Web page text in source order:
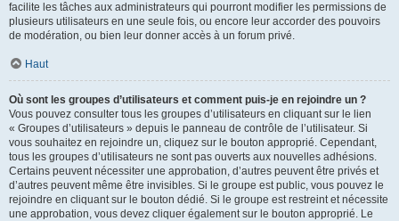
facilite les tâches aux administrateurs qui pourront modifier les permissions de
plusieurs utilisateurs en une seule fois, ou encore leur accorder des pouvoirs
de modération, ou bien leur donner accès à un forum privé.
Haut
Où sont les groupes d’utilisateurs et comment puis-je en rejoindre un ?
Vous pouvez consulter tous les groupes d’utilisateurs en cliquant sur le lien
« Groupes d’utilisateurs » depuis le panneau de contrôle de l’utilisateur. Si
vous souhaitez en rejoindre un, cliquez sur le bouton approprié. Cependant,
tous les groupes d’utilisateurs ne sont pas ouverts aux nouvelles adhésions.
Certains peuvent nécessiter une approbation, d’autres peuvent être privés et
d’autres peuvent même être invisibles. Si le groupe est public, vous pouvez le
rejoindre en cliquant sur le bouton dédié. Si le groupe est restreint et nécessite
une approbation, vous devez cliquer également sur le bouton approprié. Le